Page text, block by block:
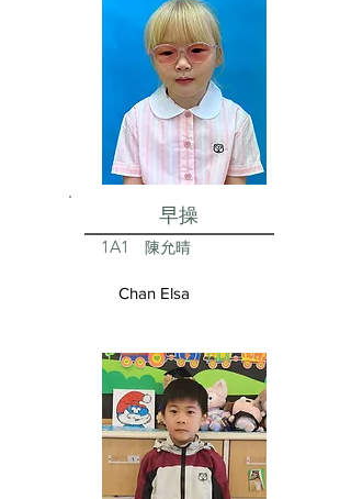
早操
1A1 陳允晴
Chan Elsa